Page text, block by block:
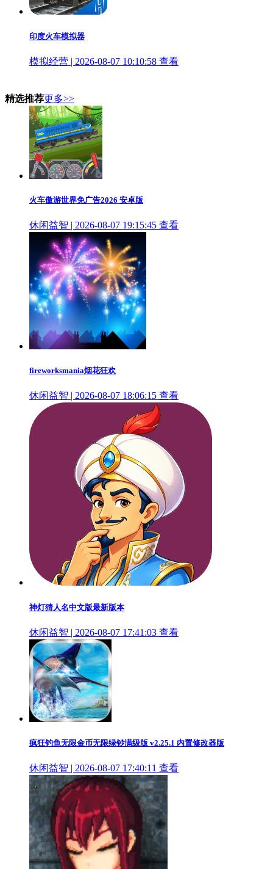
印度火车模拟器
模拟经营 | 2026-08-07 10:10:58 查看
精选推荐更多>>
火车傲游世界免广告2026 安卓版
休闲益智 | 2026-08-07 19:15:45 查看
fireworksmania烟花狂欢
休闲益智 | 2026-08-07 18:06:15 查看
神灯猜人名中文版最新版本
休闲益智 | 2026-08-07 17:41:03 查看
疯狂钓鱼无限金币无限绿钞满级版 v2.25.1 内置修改器版
休闲益智 | 2026-08-07 17:40:11 查看